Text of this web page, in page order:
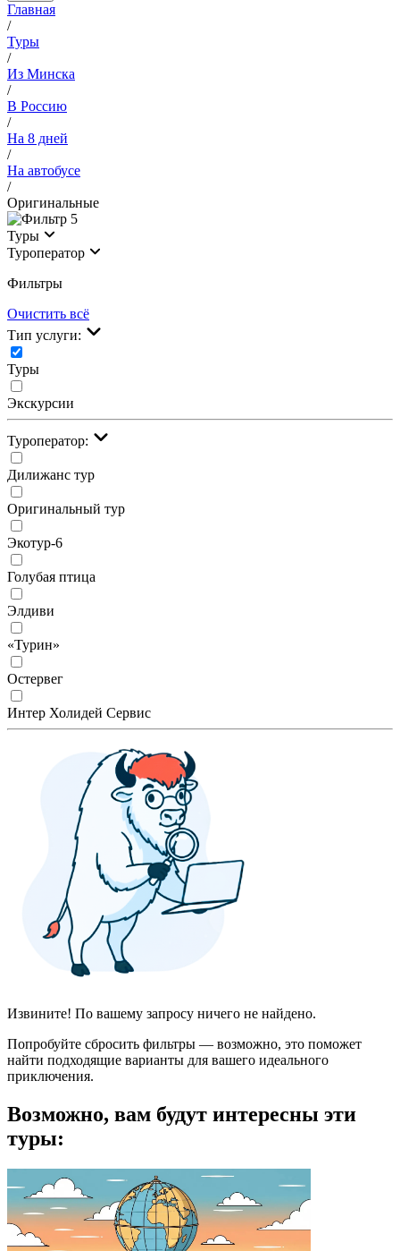
Главная
/
Туры
/
Из Минска
/
В Россию
/
На 8 дней
/
На автобусе
/
Оригинальные
5
Туры
Туроператор
Фильтры
Очистить всё
Тип услуги:
Туры
Экскурсии
Туроператор:
Дилижанс тур
Оригинальный тур
Экотур-6
Голубая птица
Элдиви
«Турин»
Остервег
Интер Холидей Сервис
Извините! По вашему запросу ничего не найдено.
Попробуйте сбросить фильтры — возможно, это поможет
найти подходящие варианты для вашего идеального
приключения.
Возможно, вам будут интересны эти
туры: